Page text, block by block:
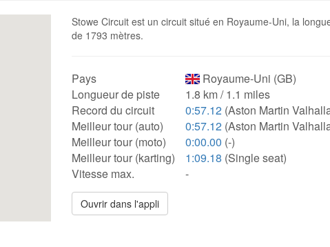
Stowe Circuit est un circuit situé en Royaume-Uni, la
de 1793 mètres.
Pays
Royaume-Uni (GB)
Longueur de piste
1.8 km / 1.1 miles
Record du circuit
0:57.12 (Aston Martin
Meilleur tour (auto)
0:57.12 (Aston Martin
Meilleur tour (moto)
0:00.00 (-)
Meilleur tour (karting)
1:09.18 (Single seat)
Vitesse max.
-
Ouvrir dans l'appli